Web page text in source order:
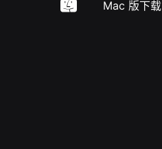
Mac 版下载